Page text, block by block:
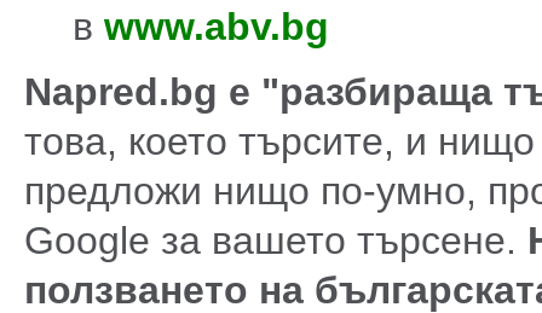
в www.abv.bg
Napred.bg е "разбираща
това, което търсите, и
предложи нищо по-умно,
Google за вашето търсене.
ползването на